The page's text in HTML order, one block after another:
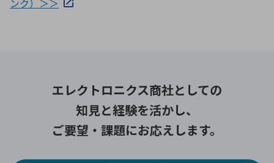
ンク）＞＞
エレクトロニクス商社としての
知見と経験を活かし、
ご要望・課題にお応えします。